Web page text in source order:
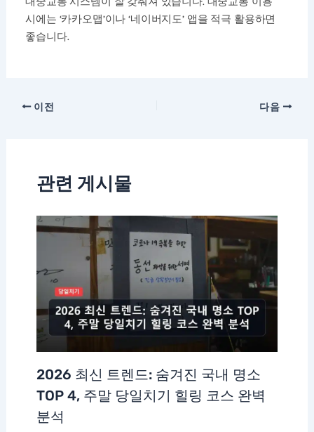
시에는 ‘카카오맵’이나 ‘네이버지도’ 앱을 적극 활용하면
좋습니다.
이전 다음
관련 게시물
2026 최신 트렌드: 숨겨진 국내 명소
TOP 4, 주말 당일치기 힐링 코스 완벽
분석